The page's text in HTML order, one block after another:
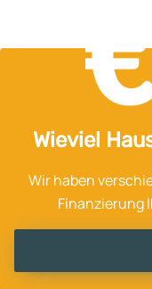
Wieviel
Wir haben
Finanzierung